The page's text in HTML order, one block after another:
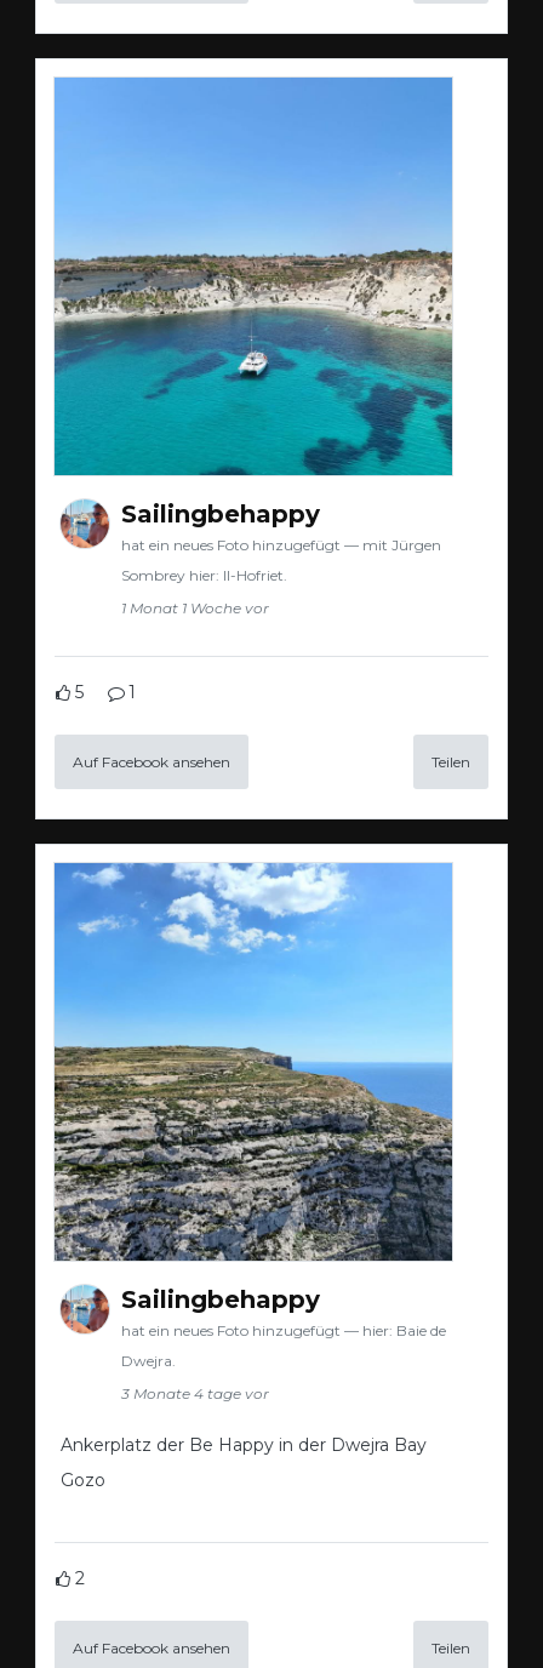
Sailingbehappy
hat ein neues Foto hinzugefügt — mit Jürgen
Sombrey hier: Il-Hofriet.
1 Monat 1 Woche vor
5 1
Auf Facebook ansehen Teilen
Sailingbehappy
hat ein neues Foto hinzugefügt — hier: Baie de
Dwejra.
3 Monate 4 tage vor
Ankerplatz der Be Happy in der Dwejra Bay
Gozo
2
Auf Facebook ansehen Teilen